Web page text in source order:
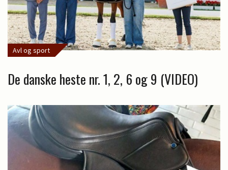
Avl og sport
De danske heste nr. 1, 2, 6 og 9 (VIDEO)